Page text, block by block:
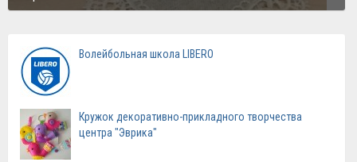
Волейбольная школа LIBERO
Кружок декоративно-прикладного творчества
центра "Эврика"